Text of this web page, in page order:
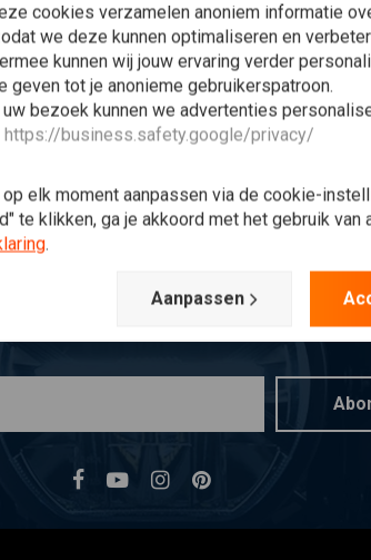
de hoogte blijven?
cookies verzamelen anoniem informatie
we deze kunnen optimaliseren en
kunnen wij jouw ervaring verder
geven tot je anonieme gebruikerspatroon.
uw bezoek kunnen we advertenties
https://business.safety.google/privacy/
elk moment aanpassen via de cookie-
te klikken, ga je akkoord met het gebruik
.
Aanpassen